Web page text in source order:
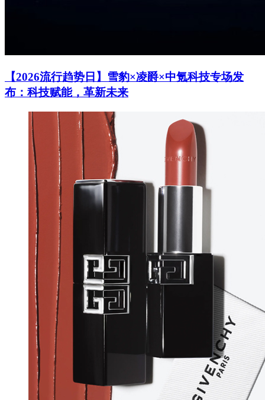
【2026流行趋势日】雪豹×凌爵×中氪科技专场发
布：科技赋能，革新未来